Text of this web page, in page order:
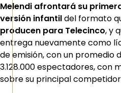
Melendi afrontará su
versión infantildel formato
producen para Telecinco, y
entrega nuevamente como
de emisión, con un promedio
3.128.000 espectadores, con
sobre su principal competidor